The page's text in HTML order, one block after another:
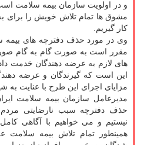
و در اولویت سازمان بیمه سلامت
مشوق ها تمام تلاش خویش را برای
کار گیریم.
وی در مورد حذف دفترچه های بیمه
مقرر است به صورت گام به گام
های لازم به عرضه دهندگان خدمت
این است که گیرندگان و عرضه
مزایای اجرای این طرح با عنایت به
مدیرعامل سازمان بیمه سلامت
حذف دفترچه سبب نارضایتی
نیستیم و می خواهیم با آگاهی کامل
همینطور تمام تلاش بیمه